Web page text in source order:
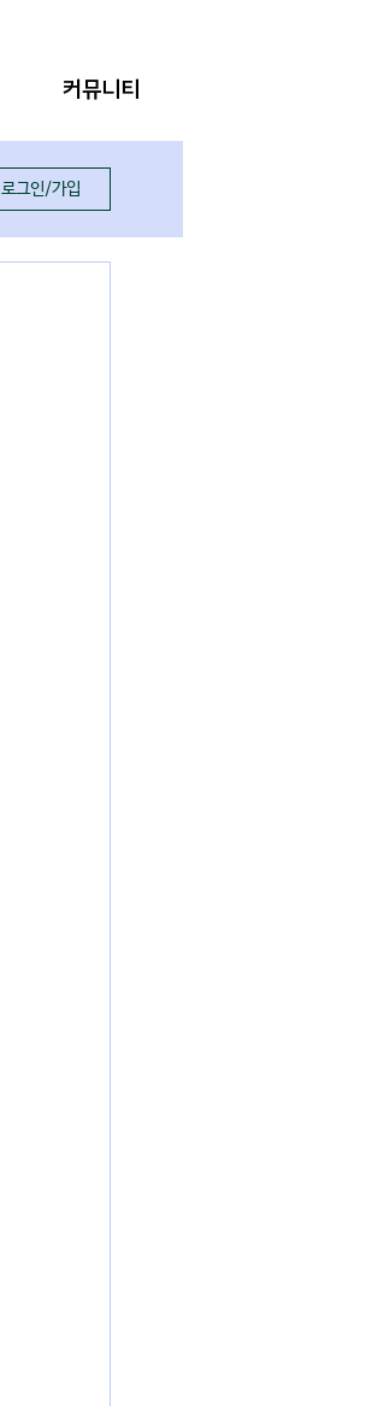
커뮤니티
로그인/가입